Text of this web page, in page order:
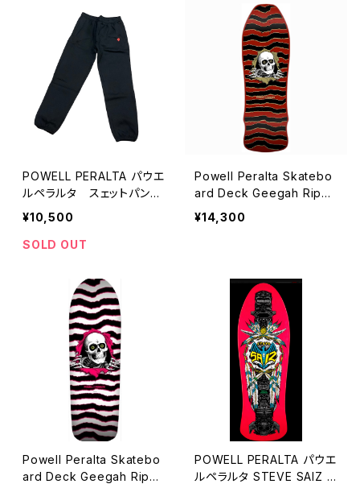
POWELL PERALTA パウエ
ルペラルタ スェットパン
ツ パウエル SWEATPAN
TS PP TRIPLE PANTS ス
ケボー パウエルペラルタ
¥10,500
SOLD OUT
Powell Peralta Skatebo
ard Deck Geegah Rippe
r Maroon パウエルペラル
タ スケートデッキ リッパ
¥14,300
Powell Peralta Skatebo
ard Deck Geegah Rippe
POWELL PERALTA パウエ
ルペラルタ STEVE SAIZ T